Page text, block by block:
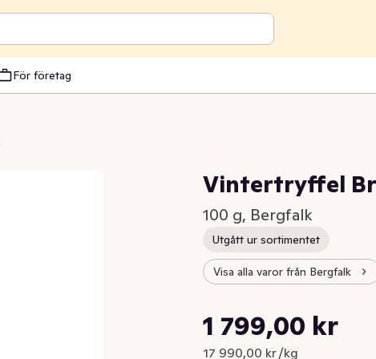
För företag
Vintertryffel
100 g, Bergfalk
Utgått ur sortimentet
Visa alla varor från Bergfalk
Nuvarande pris är: 1 799,00 kr
1 799,00 kr
17 990,00 kr /kg
Styckpris: 17 990,00 kr /kg